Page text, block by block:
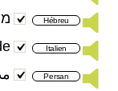
Hébreu
Italien
Persan